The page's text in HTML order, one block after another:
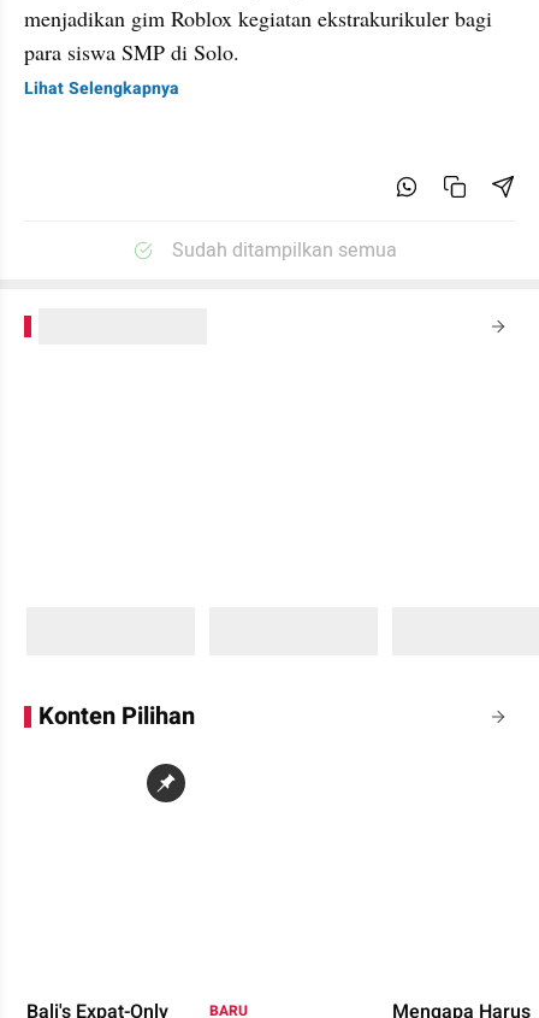
menjadikan gim Roblox kegiatan ekstrakurikuler bagi
para siswa SMP di Solo.
Lihat Selengkapnya
Sudah ditampilkan semua
Konten Pilihan
Bali's Expat-Only BARU Mengapa Harus